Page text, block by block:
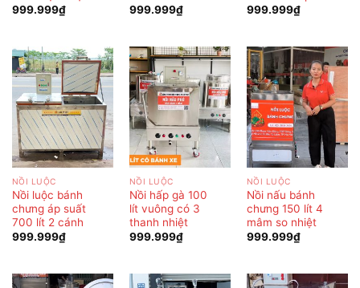
999.999₫
999.999₫
999.999₫
NỒI LUỘC
Nồi luộc bánh
chưng áp suất
700 lít 2 cánh
999.999₫
NỒI LUỘC
Nồi hấp gà 100
lít vuông có 3
thanh nhiệt
999.999₫
NỒI LUỘC
Nồi nấu bánh
chưng 150 lít 4
mâm so nhiệt
999.999₫